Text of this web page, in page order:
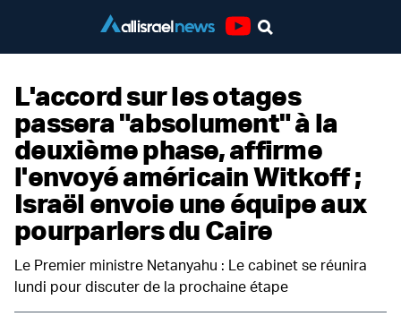
L'accord sur les otages
passera "absolument" à la
deuxième phase, affirme
l'envoyé américain Witkoff ;
Israël envoie une équipe aux
pourparlers du Caire
Le Premier ministre Netanyahu : Le cabinet se réunira
lundi pour discuter de la prochaine étape